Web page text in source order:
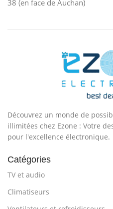
38 (en face de Auchan)
Découvrez un monde de
illimitées chez Ezone : Votre
pour l'excellence électronique.
Catégories
TV et audio
Climatiseurs